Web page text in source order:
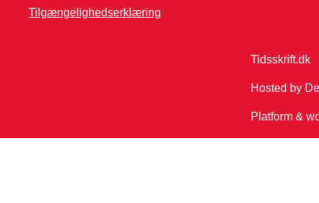
Tilgængelighedserklæring